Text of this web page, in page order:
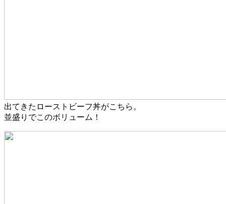
出てきたローストビーフ丼がこちら。
並盛りでこのボリューム！